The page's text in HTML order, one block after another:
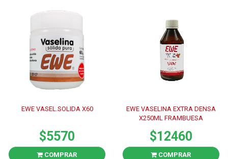
EWE VASEL.SOLIDA X60
$5570
COMPRAR
EWE VASELINA EXTRA DENSA
X250ML FRAMBUESA
$12460
COMPRAR